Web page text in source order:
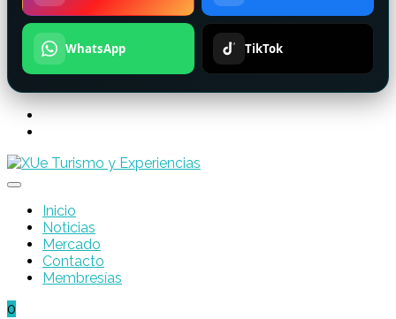
WhatsApp TikTok
Inicio
Noticias
Mercado
Contacto
Membresías
0